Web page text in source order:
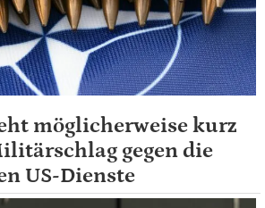
möglicherweise kurz
gegen die
US-Dienste